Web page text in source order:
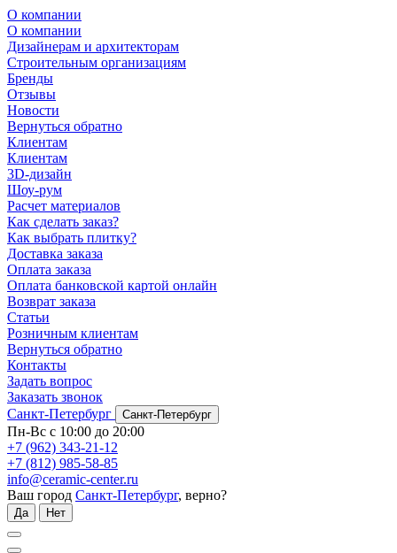
О компании
О компании
Дизайнерам и архитекторам
Строительным организациям
Бренды
Отзывы
Новости
Вернуться обратно
Клиентам
Клиентам
3D-дизайн
Шоу-рум
Расчет материалов
Как сделать заказ?
Как выбрать плитку?
Доставка заказа
Оплата заказа
Оплата банковской картой онлайн
Возврат заказа
Статьи
Розничным клиентам
Вернуться обратно
Контакты
Задать вопрос
Заказать звонок
Санкт-Петербург
Санкт-Петербург
Пн-Вс с 10:00 до 20:00
+7 (962) 343-21-12
+7 (812) 985-58-85
info@ceramic-center.ru
Ваш город Санкт-Петербург, верно?
Да Нет